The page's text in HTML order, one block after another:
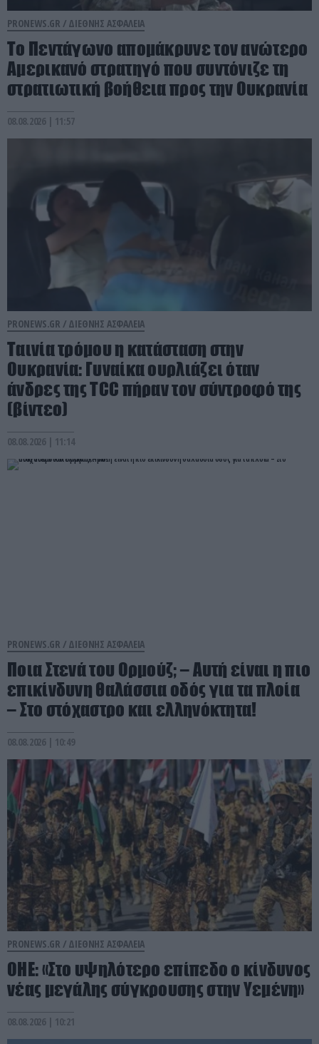
PRONEWS.GR / ΔΙΕΘΝΗΣ ΑΣΦΑΛΕΙΑ
Το Πεντάγωνο απομάκρυνε τον ανώτερο
Αμερικανό στρατηγό που συντόνιζε τη
στρατιωτική βοήθεια προς την Ουκρανία
08.08.2026 | 11:57
PRONEWS.GR / ΔΙΕΘΝΗΣ ΑΣΦΑΛΕΙΑ
Ταινία τρόμου η κατάσταση στην
Ουκρανία: Γυναίκα ουρλιάζει όταν
άνδρες της TCC πήραν τον σύντροφό της
(βίντεο)
08.08.2026 | 11:14
PRONEWS.GR / ΔΙΕΘΝΗΣ ΑΣΦΑΛΕΙΑ
Ποια Στενά του Ορμούζ; – Αυτή είναι η πιο
επικίνδυνη θαλάσσια οδός για τα πλοία
– Στο στόχαστρο και ελληνόκτητα!
08.08.2026 | 10:49
PRONEWS.GR / ΔΙΕΘΝΗΣ ΑΣΦΑΛΕΙΑ
ΟΗΕ: «Στο υψηλότερο επίπεδο ο κίνδυνος
νέας μεγάλης σύγκρουσης στην Υεμένη»
08.08.2026 | 10:21